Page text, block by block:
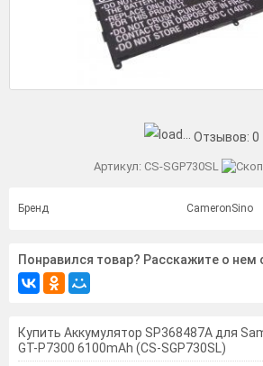
Отзывов: 0
Артикул: CS-SGP730SL
Бренд CameronSino
Понравился товар? Расскажите о нем
Купить Аккумулятор SP368487A для
GT-P7300 6100mAh (CS-SGP730SL)